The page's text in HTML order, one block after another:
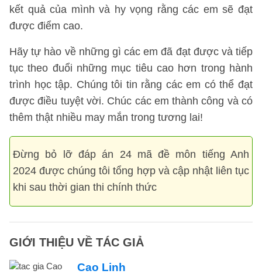
kết quả của mình và hy vọng rằng các em sẽ đạt
được điểm cao.
Hãy tự hào về những gì các em đã đạt được và tiếp
tục theo đuổi những mục tiêu cao hơn trong hành
trình học tập. Chúng tôi tin rằng các em có thể đạt
được điều tuyệt vời. Chúc các em thành công và có
thêm thật nhiều may mắn trong tương lai!
Đừng bỏ lỡ đáp án 24 mã đề môn tiếng Anh
2024 được chúng tôi tổng hợp và cập nhật liên tục
khi sau thời gian thi chính thức
GIỚI THIỆU VỀ TÁC GIẢ
Cao Linh